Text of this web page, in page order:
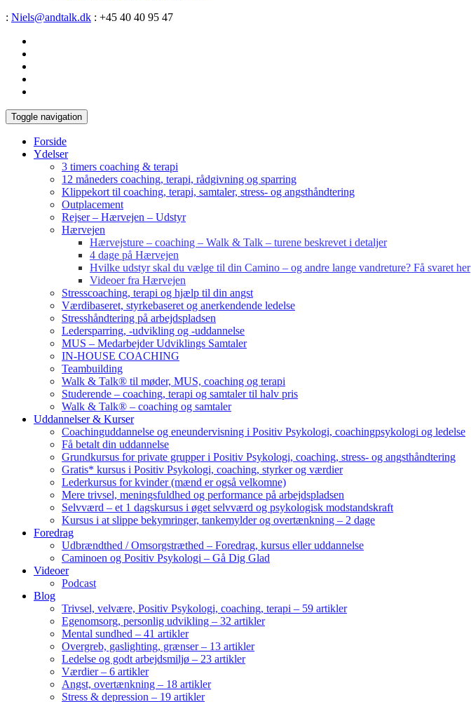
: Niels@andtalk.dk : +45 40 40 95 47
Toggle navigation
Forside
Ydelser
3 timers coaching & terapi
12 måneders coaching, terapi, rådgivning og sparring
Klippekort til coaching, terapi, samtaler, stress- og angsthåndtering
Outplacement
Rejser – Hærvejen – Udstyr
Hærvejen
Hærvejsture – coaching – Walk & Talk – turene beskrevet i detaljer
4 dage på Hærvejen
Hvilke udstyr skal du vælge til din Camino – og andre lange vandreture? Få svaret her
Videoer fra Hærvejen
Stresscoaching, terapi og hjælp til din angst
Værdibaseret, styrkebaseret og anerkendende ledelse
Stresshåndtering på arbejdspladsen
Ledersparring, -udvikling og -uddannelse
MUS – Medarbejder Udviklings Samtaler
IN-HOUSE COACHING
Teambuilding
Walk & Talk® til møder, MUS, coaching og terapi
Studerende – coaching, terapi og samtaler til halv pris
Walk & Talk® – coaching og samtaler
Uddannelser & Kurser
Coachinguddannelse og eneundervisning i Positiv Psykologi, coachingpsykologi og ledelse
Få betalt din uddannelse
Grundkursus for private grupper i Positiv Psykologi, coaching, stress- og angsthåndtering
Gratis* kursus i Positiv Psykologi, coaching, styrker og værdier
Lederkursus for kvinder (mænd er også velkomne)
Mere trivsel, meningsfuldhed og performance på arbejdspladsen
Selvværd – et 1 dagskursus i øget selvværd og psykologisk modstandskraft
Kursus i at slippe bekymringer, tankemylder og overtænkning – 2 dage
Foredrag
Udbrændthed / Omsorgstræthed – Foredrag, kursus eller uddannelse
Caminoen og Positiv Psykologi – Gå Dig Glad
Videoer
Podcast
Blog
Trivsel, velvære, Positiv Psykologi, coaching, terapi – 59 artikler
Egenomsorg, personlig udvikling – 32 artikler
Mental sundhed – 41 artikler
Overgreb, gaslighting, grænser – 13 artikler
Ledelse og godt arbejdsmiljø – 23 artikler
Værdier – 6 artikler
Angst, overtænkning – 18 artikler
Stress & depression – 19 artikler